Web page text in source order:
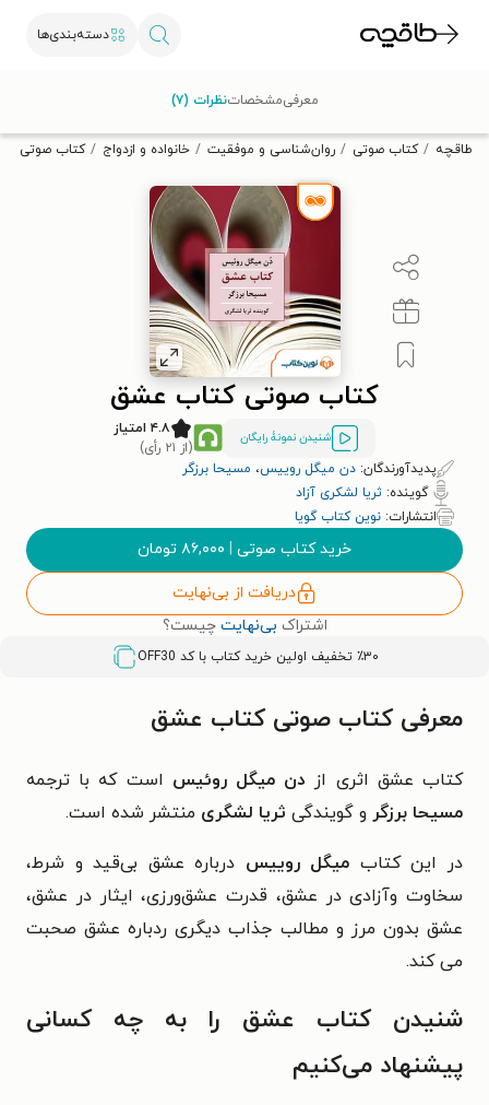
دسته‌بندی‌ها
تخفیف از طاقچه دریافت کن.
طاقچه کتاب صوتی روان‌شناسی و موفقیت خانواده و ازدواج کتاب صوتی
کتاب صوتی کتاب عشق
شنیدن نمونۀ رایگان
۴.۸ امتیاز
(از ۲۱ رأی)
پدیدآورندگان: دن میگل روییس، مسیحا برزگر
گوینده: ثریا لشکری آزاد
انتشارات: نوین کتاب گویا
خرید کتاب صوتی | ۸۶,۰۰۰ تومان
دریافت از بی‌نهایت
اشتراک بی‌نهایت چیست؟
٪۳۰ تخفیف اولین خرید کتاب با کد OFF30
معرفیمشخصاتنظرات (۷)
معرفی کتاب صوتی کتاب عشق
کتاب عشق اثری از دن میگل روئیس است که با ترجمه
مسیحا برزگر و گویندگی ثریا لشگری منتشر شده است.
در این کتاب میگل روییس درباره عشق بی‌قید و شرط،
سخاوت وآزادی در عشق، قدرت عشق‌ورزی، ایثار در عشق،
عشق بدون مرز و مطالب جذاب دیگری ردباره عشق صحبت
می کند.
شنیدن کتاب عشق را به چه کسانی
پیشنهاد می‌کنیم